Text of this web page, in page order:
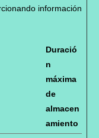
información
Duració
n
máxima
de
almacen
amiento